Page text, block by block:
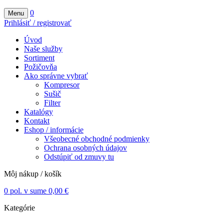
Menu
0
Prihlásiť / registrovať
Úvod
Naše služby
Sortiment
Požičovňa
Ako správne vybrať
Kompresor
Sušič
Filter
Katalógy
Kontakt
Eshop / informácie
Všeobecné obchodné podmienky
Ochrana osobných údajov
Odstúpiť od zmuvy tu
Môj nákup / košík
0 pol. v sume 0,00 €
Kategórie